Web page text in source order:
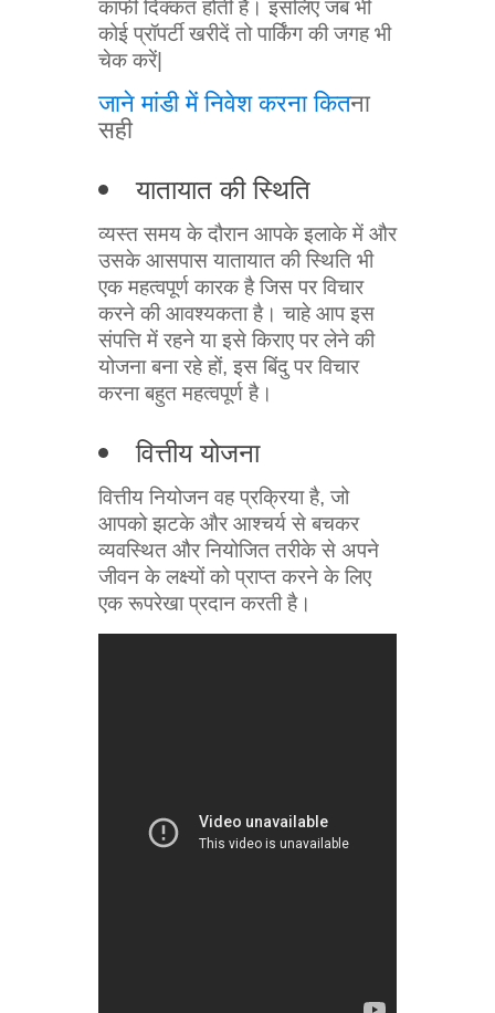
काफी दिक्कत होती है। इसलिए जब भी
कोई प्रॉपर्टी खरीदें तो पार्किंग की जगह भी
चेक करें|
जाने मांडी में निवेश करना कितना
सही
यातायात की स्थिति
व्यस्त समय के दौरान आपके इलाके में और
उसके आसपास यातायात की स्थिति भी
एक महत्वपूर्ण कारक है जिस पर विचार
करने की आवश्यकता है। चाहे आप इस
संपत्ति में रहने या इसे किराए पर लेने की
योजना बना रहे हों, इस बिंदु पर विचार
करना बहुत महत्वपूर्ण है।
वित्तीय योजना
वित्तीय नियोजन वह प्रक्रिया है, जो
आपको झटके और आश्चर्य से बचकर
व्यवस्थित और नियोजित तरीके से अपने
जीवन के लक्ष्यों को प्राप्त करने के लिए
एक रूपरेखा प्रदान करती है।